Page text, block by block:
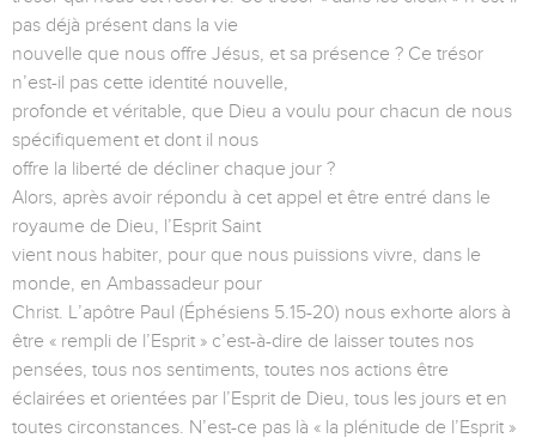
pas déjà présent dans la vie
nouvelle que nous offre Jésus, et sa présence ? Ce trésor
n’est-il pas cette identité nouvelle,
profonde et véritable, que Dieu a voulu pour chacun de nous
spécifiquement et dont il nous
offre la liberté de décliner chaque jour ?
Alors, après avoir répondu à cet appel et être entré dans le
royaume de Dieu, l’Esprit Saint
vient nous habiter, pour que nous puissions vivre, dans le
monde, en Ambassadeur pour
Christ. L’apôtre Paul (Éphésiens 5.15-20) nous exhorte alors à
être « rempli de l’Esprit » c’est-à-dire de laisser toutes nos
pensées, tous nos sentiments, toutes nos actions être
éclairées et orientées par l’Esprit de Dieu, tous les jours et en
toutes circonstances. N’est-ce pas là « la plénitude de l’Esprit »